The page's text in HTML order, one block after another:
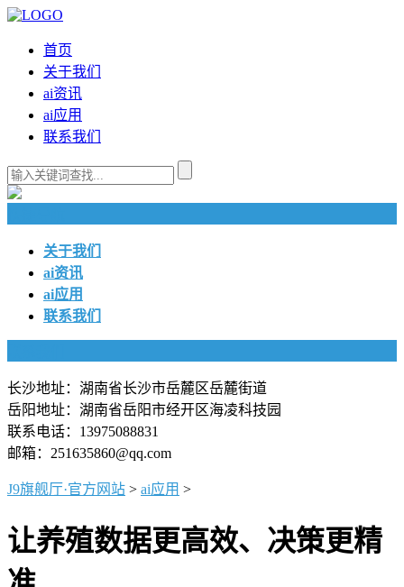
首页
关于我们
ai资讯
ai应用
联系我们
关于我们
ai资讯
ai应用
联系我们
长沙地址：湖南省长沙市岳麓区岳麓街道
岳阳地址：湖南省岳阳市经开区海凌科技园
联系电话：13975088831
邮箱：251635860@qq.com
J9旗舰厅·官方网站 > ai应用 >
让养殖数据更高效、决策更精